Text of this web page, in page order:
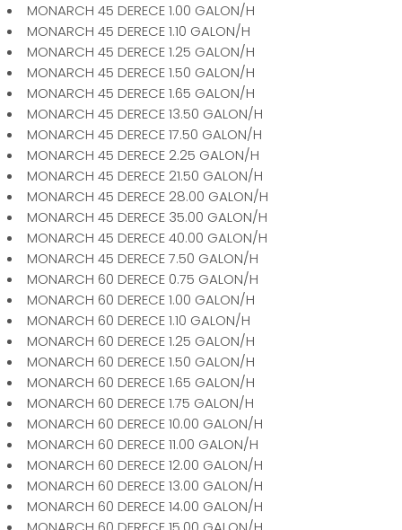
MONARCH 45 DERECE 1.00 GALON/H
MONARCH 45 DERECE 1.10 GALON/H
MONARCH 45 DERECE 1.25 GALON/H
MONARCH 45 DERECE 1.50 GALON/H
MONARCH 45 DERECE 1.65 GALON/H
MONARCH 45 DERECE 13.50 GALON/H
MONARCH 45 DERECE 17.50 GALON/H
MONARCH 45 DERECE 2.25 GALON/H
MONARCH 45 DERECE 21.50 GALON/H
MONARCH 45 DERECE 28.00 GALON/H
MONARCH 45 DERECE 35.00 GALON/H
MONARCH 45 DERECE 40.00 GALON/H
MONARCH 45 DERECE 7.50 GALON/H
MONARCH 60 DERECE 0.75 GALON/H
MONARCH 60 DERECE 1.00 GALON/H
MONARCH 60 DERECE 1.10 GALON/H
MONARCH 60 DERECE 1.25 GALON/H
MONARCH 60 DERECE 1.50 GALON/H
MONARCH 60 DERECE 1.65 GALON/H
MONARCH 60 DERECE 1.75 GALON/H
MONARCH 60 DERECE 10.00 GALON/H
MONARCH 60 DERECE 11.00 GALON/H
MONARCH 60 DERECE 12.00 GALON/H
MONARCH 60 DERECE 13.00 GALON/H
MONARCH 60 DERECE 14.00 GALON/H